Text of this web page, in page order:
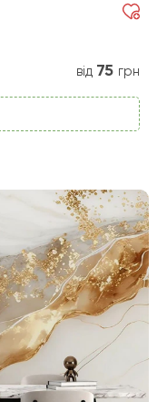
від 75 грн